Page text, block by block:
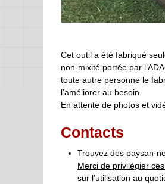
Cet outil a été fabriqué
non-mixité portée par
toute autre personne le
l’améliorer au besoin.
En attente de photos et
Contacts
Trouvez des
Merci de privilégier
sur l’utilisation au